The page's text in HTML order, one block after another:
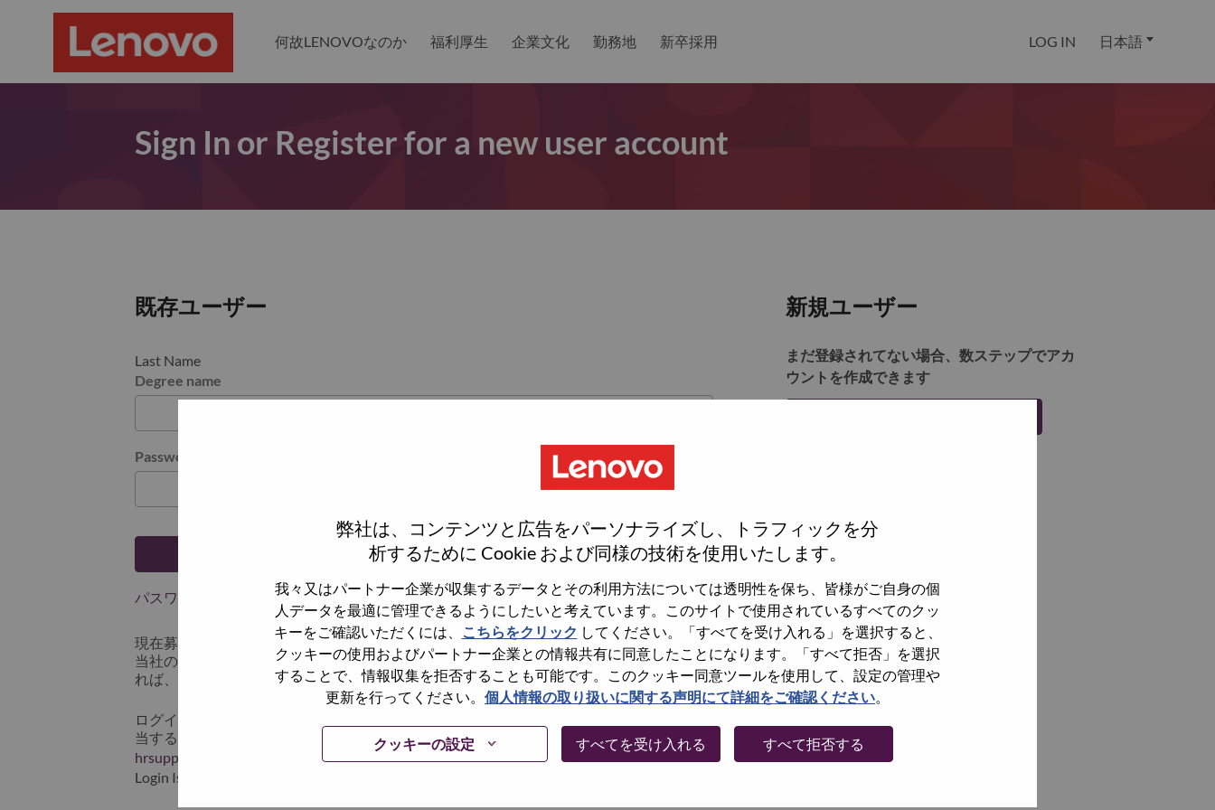
弊社は、コンテンツと広告をパーソナライズし、トラフィックを分
析するために Cookie および同様の技術を使用いたします。
我々又はパートナー企業が収集するデータとその利用方法については透明性を保ち、皆様がご自身の個
人データを最適に管理できるようにしたいと考えています。このサイトで使用されているすべてのクッ
キーをご確認いただくには、
こちらをクリック してください。「すべてを受け入れる」を選択すると、
クッキーの使用およびパートナー企業との情報共有に同意したことになります。「すべて拒否」を選択
することで、情報収集を拒否することも可能です。このクッキー同意ツールを使用して、設定の管理や
更新を行ってください。 個人情報の取り扱いに関する声明にて詳細をご確認ください。
クッキーの設定 すべてを受け入れる すべて拒否する
何故LENOVOなのか 福利厚生 企業文化 勤務地 新卒採用 LOG IN 日本語
Sign In or Register for a new user account
既存ユーザー
Last Name
Degree name
Password
パスワードを忘れましたか？
現在募集中の職種に最近応募しましたでしょうか。その場合、あなたのメールアドレスは
当社のシステムに保存されています。 よって「Forget Password?」をクリックして頂け
れば、リセットしてログインできます。
ログインや新規ユーザーとしての登録時に問題が発生した場合は、エラーの詳細内容と該
当するスクリーンショットのデータを添えて、当社HRサポート 担当
hrsupport@lenovo.com
までお問い合わせ頂けますか。またメールの件名に「Applicant
Login Issue」と入れてください。内容を確認後、サポート担当よりご連絡いたします。
新規ユーザー
まだ登録されてない場合、数ステップでアカ
ウントを作成できます